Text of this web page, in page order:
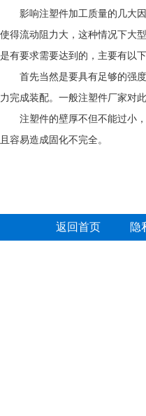
影响注塑件加工质量的几大因
使得流动阻力大，这种情况下大
是有要求需要达到的，主要有以下
首先当然是要具有足够的强度
力完成装配。一般注塑件厂家对
注塑件的壁厚不但不能过小，
且容易造成固化不完全。
返回首页 隐